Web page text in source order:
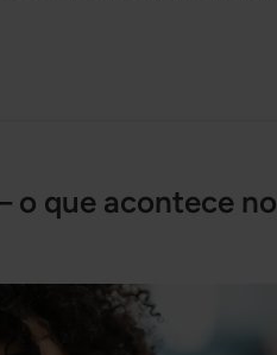
o que acontece no